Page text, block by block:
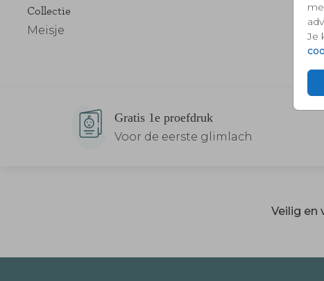
Je
Collectie
Meisje
Gratis 1e proefdruk
Voor de eerste glimlach
Veilig en